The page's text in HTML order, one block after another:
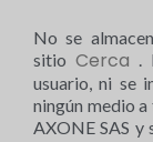
No se
sitio Cerca .
usuario, ni se
ningún medio
AXONE SAS y